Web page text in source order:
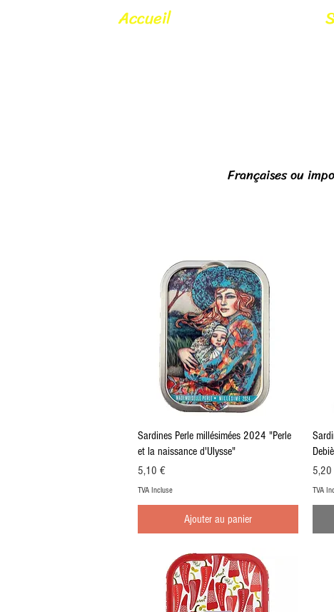
Accueil
Françaises ou
Aperçu rapide
Sardines Perle millésimées 2024 "Perle
et la naissance d'Ulysse"
Prix
5,10 €
TVA Incluse
Ajouter au panier
Prix
TVA